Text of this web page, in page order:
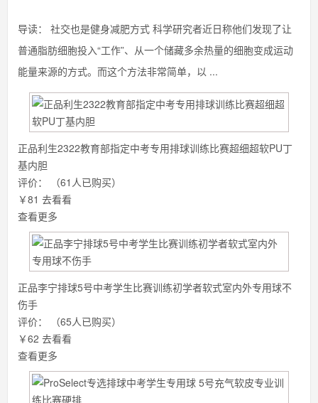
导读：
社交也是健身减肥方式 科学研究者近日称他们发现了让
普通脂肪细胞投入“工作”、从一个储藏多余热量的细胞变成运动
能量来源的方式。而这个方法非常简单，以 ...
正品利生2322教育部指定中考专用排球训练比赛超细超软PU丁
基内胆
评价：
（61人已购买）
￥81 去看看
查看更多
正品李宁排球5号中考学生比赛训练初学者软式室内外专用球不
伤手
评价：
（65人已购买）
￥62 去看看
查看更多